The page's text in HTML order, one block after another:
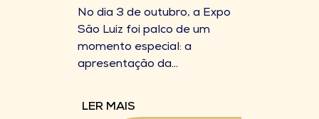
No dia 3 de outubro, a Expo
São Luiz foi palco de um
momento especial: a
apresentação da...
LER MAIS